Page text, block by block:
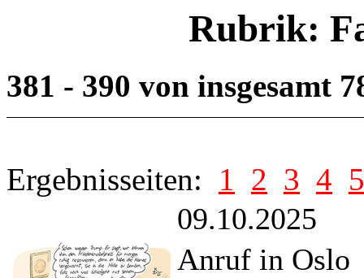
Rubrik:
381 - 390 von insgesamt
Ergebnisseiten: 1 2 3 4 5
09.10.2025
Anruf in Oslo